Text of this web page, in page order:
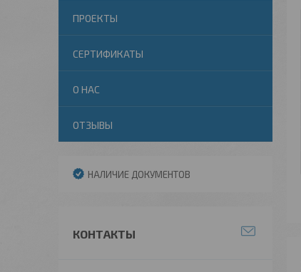
ПРОЕКТЫ
СЕРТИФИКАТЫ
О НАС
ОТЗЫВЫ
НАЛИЧИЕ ДОКУМЕНТОВ
КОНТАКТЫ